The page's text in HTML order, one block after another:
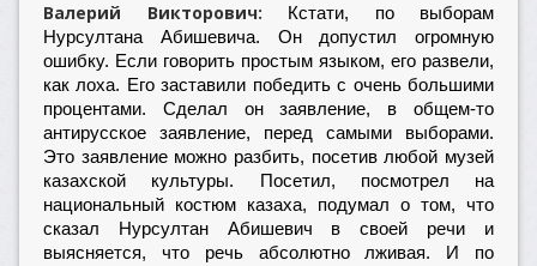
Валерий Викторович:
Кстати, по выборам
Нурсултана Абишевича. Он допустил огромную
ошибку. Если говорить простым языком, его развели,
как лоха. Его заставили победить с очень большими
процентами. Сделал он заявление, в общем-то
антирусское заявление, перед самыми выборами.
Это заявление можно разбить, посетив любой музей
казахской культуры. Посетил, посмотрел на
национальный костюм казаха, подумал о том, что
сказал Нурсултан Абишевич в своей речи и
выясняется, что речь абсолютно лживая. И по